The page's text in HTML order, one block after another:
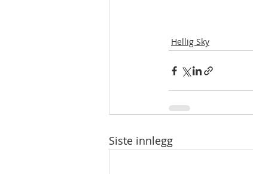
Hellig Sky
Siste innlegg